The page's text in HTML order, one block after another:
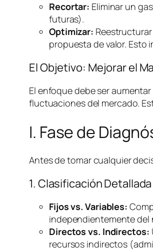
Recortar: Eliminar un
futuras).
Optimizar:
propuesta de valor. Esto
El Objetivo: Mejorar el
El enfoque debe ser
fluctuaciones del mercado.
I. Fase de
Antes de tomar cualquier
1. Clasificación
Fijos vs. Variables:
independientemente del
Directos vs. Indirectos:
recursos indirectos